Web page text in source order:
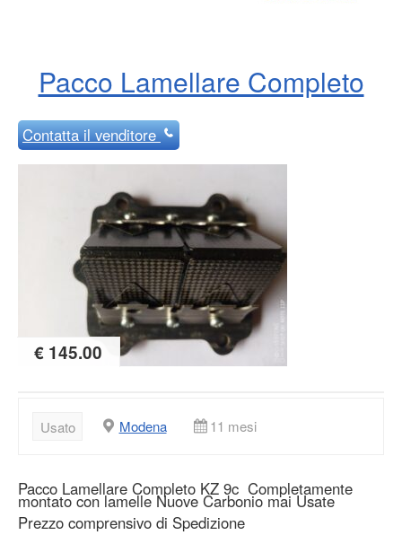
Pacco Lamellare Completo
Contattail venditore
€ 145.00
Usato Modena 11 mesi
Pacco Lamellare Completo KZ 9c Completamente
montato con lamelle Nuove Carbonio mai Usate
Prezzo comprensivo di Spedizione